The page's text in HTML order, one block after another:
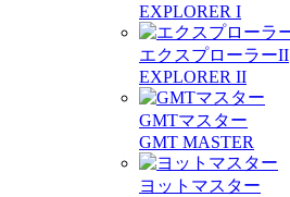
EXPLORER I
エクスプローラーII
EXPLORER II
GMTマスター
GMT MASTER
ヨットマスター